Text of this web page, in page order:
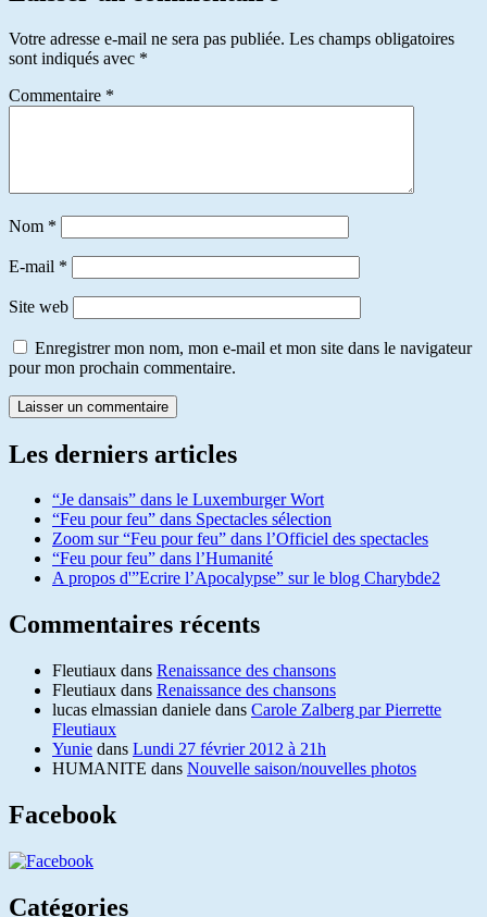
Votre adresse e-mail ne sera pas publiée. Les champs obligatoires
sont indiqués avec *
Commentaire *
Nom *
E-mail *
Site web
Enregistrer mon nom, mon e-mail et mon site dans le navigateur
pour mon prochain commentaire.
Les derniers articles
“Je dansais” dans le Luxemburger Wort
“Feu pour feu” dans Spectacles sélection
Zoom sur “Feu pour feu” dans l’Officiel des spectacles
“Feu pour feu” dans l’Humanité
A propos d'”Ecrire l’Apocalypse” sur le blog Charybde2
Commentaires récents
Fleutiaux dans Renaissance des chansons
Fleutiaux dans Renaissance des chansons
lucas elmassian daniele dans Carole Zalberg par Pierrette
Fleutiaux
Yunie dans Lundi 27 février 2012 à 21h
HUMANITE dans Nouvelle saison/nouvelles photos
Facebook
Catégories